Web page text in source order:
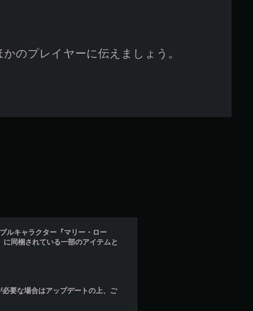
のプレイヤーに伝えましょう。
ルキャラクター『マリー・ロー
同梱されている一部のアイテムと
要な場合はアップデートの上、ご